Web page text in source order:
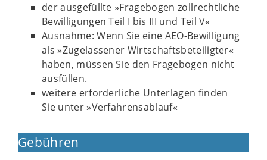
der ausgefüllte »Fragebogen zollrechtliche
Bewilligungen Teil I bis III und Teil V«
Ausnahme: Wenn Sie eine AEO-Bewilligung
als »Zugelassener Wirtschaftsbeteiligter«
haben, müssen Sie den Fragebogen nicht
ausfüllen.
weitere erforderliche Unterlagen finden
Sie unter »Verfahrensablauf«
Gebühren